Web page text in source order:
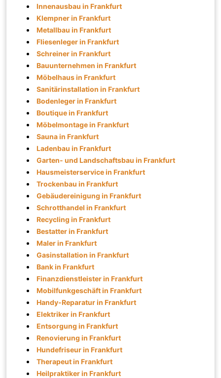
Innenausbau in Frankfurt
Klempner in Frankfurt
Metallbau in Frankfurt
Fliesenleger in Frankfurt
Schreiner in Frankfurt
Bauunternehmen in Frankfurt
Möbelhaus in Frankfurt
Sanitärinstallation in Frankfurt
Bodenleger in Frankfurt
Boutique in Frankfurt
Möbelmontage in Frankfurt
Sauna in Frankfurt
Ladenbau in Frankfurt
Garten- und Landschaftsbau in Frankfurt
Hausmeisterservice in Frankfurt
Trockenbau in Frankfurt
Gebäudereinigung in Frankfurt
Schrotthandel in Frankfurt
Recycling in Frankfurt
Bestatter in Frankfurt
Maler in Frankfurt
Gasinstallation in Frankfurt
Bank in Frankfurt
Finanzdienstleister in Frankfurt
Mobilfunkgeschäft in Frankfurt
Handy-Reparatur in Frankfurt
Elektriker in Frankfurt
Entsorgung in Frankfurt
Renovierung in Frankfurt
Hundefriseur in Frankfurt
Therapeut in Frankfurt
Heilpraktiker in Frankfurt